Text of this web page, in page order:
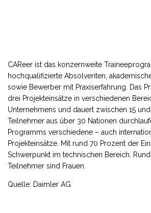
CAReer ist das konzernweite
hochqualifizierte Absolventen,
sowie Bewerber mit Praxiserfahrung. Das
drei Projekteinsätze in verschiedenen
Unternehmens und dauert zwischen 15
Teilnehmer aus über 30 Nationen
Programms verschiedene – auch
Projekteinsätze. Mit rund 70 Prozent der
Schwerpunkt im technischen Bereich.
Teilnehmer sind Frauen.
Quelle: Daimler AG